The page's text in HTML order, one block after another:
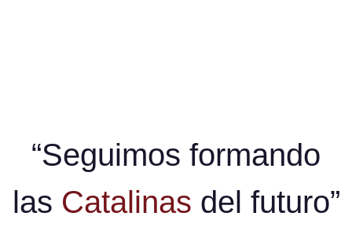
“Seguimos formando
las Catalinas del futuro”